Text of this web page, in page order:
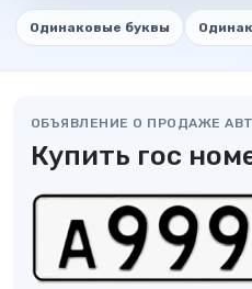
Одинаковые буквы
ОБЪЯВЛЕНИЕ О ПРОДАЖЕ
Купить гос